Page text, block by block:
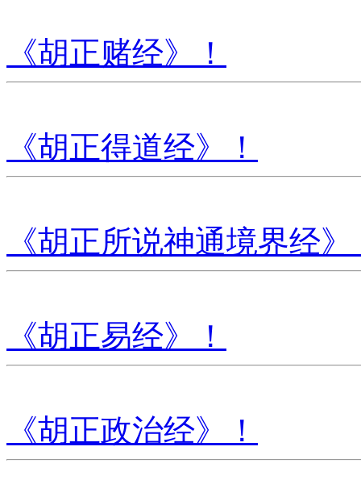
《胡正赌经》！
《胡正得道经》！
《胡正所说神通境界经》
《胡正易经》！
《胡正政治经》！